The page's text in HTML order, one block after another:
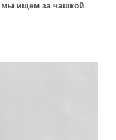
мы ищем за чашкой